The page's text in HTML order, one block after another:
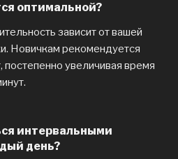
оптимальной?
зависит от вашей
Новичкам рекомендуется
постепенно увеличивая время
интервальными
день?